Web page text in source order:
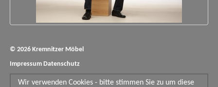
kontakt
© 2026 Kremnitzer Möbel
Impressum Datenschutz
Wir verwenden Cookies - bitte stimmen Sie zu um diese